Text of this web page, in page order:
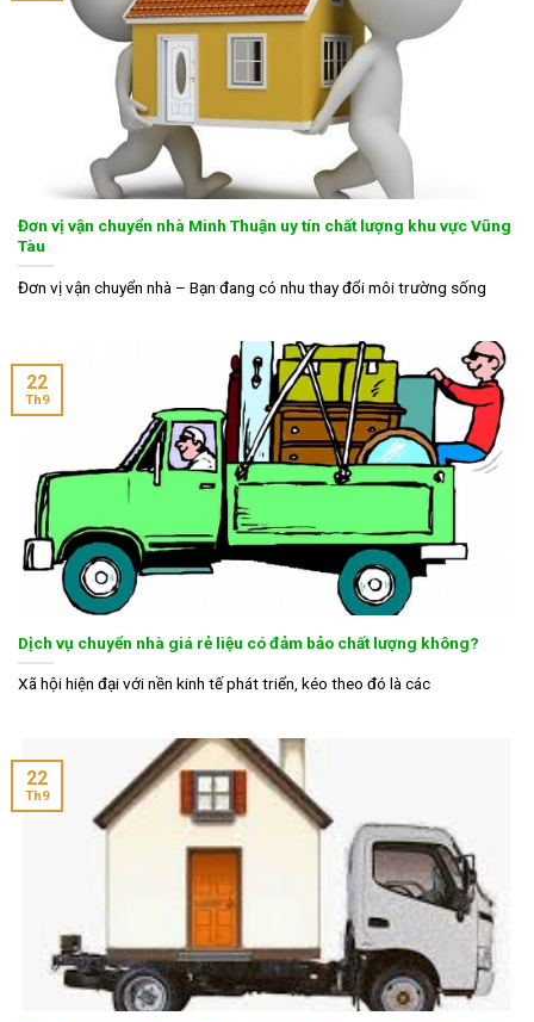
Đơn vị vận chuyển nhà Minh Thuận uy tín chất lượng khu vực Vũng
Tàu
Đơn vị vận chuyển nhà – Bạn đang có nhu thay đổi môi trường sống
Dịch vụ chuyển nhà giá rẻ liệu có đảm bảo chất lượng không?
Xã hội hiện đại với nền kinh tế phát triển, kéo theo đó là các
22
Th9
22
Th9